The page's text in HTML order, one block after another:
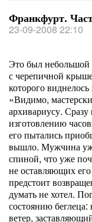
Франкфурт.
23-09-2008 22:10
Это был небольшой
с черепичной
которого
«Видимо,
архивариусу. Сразу
изготовлению
его пытались
вышло. Мужчина
спиной, что уже
не оставляющих
предстоит
думать не хотел.
состоянию
ветер,